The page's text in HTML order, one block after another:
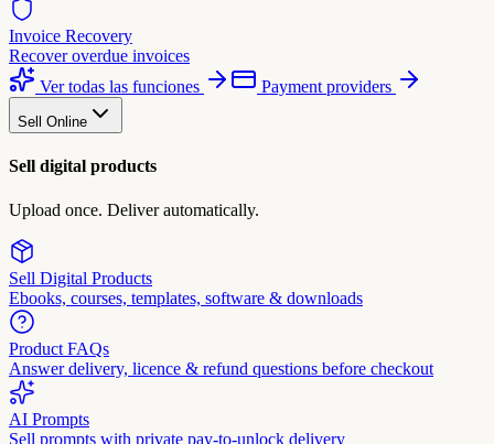
Invoice Recovery
Recover overdue invoices
Ver todas las funciones
Payment providers
Sell Online
Sell digital products
Upload once. Deliver automatically.
Sell Digital Products
Ebooks, courses, templates, software & downloads
Product FAQs
Answer delivery, licence & refund questions before checkout
AI Prompts
Sell prompts with private pay-to-unlock delivery